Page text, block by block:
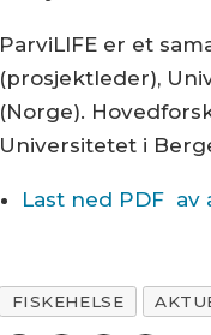
ParviLIFE er et
(prosjektleder),
(Norge).
Universitetet i
Last ned PDF av
FISKEHELSE